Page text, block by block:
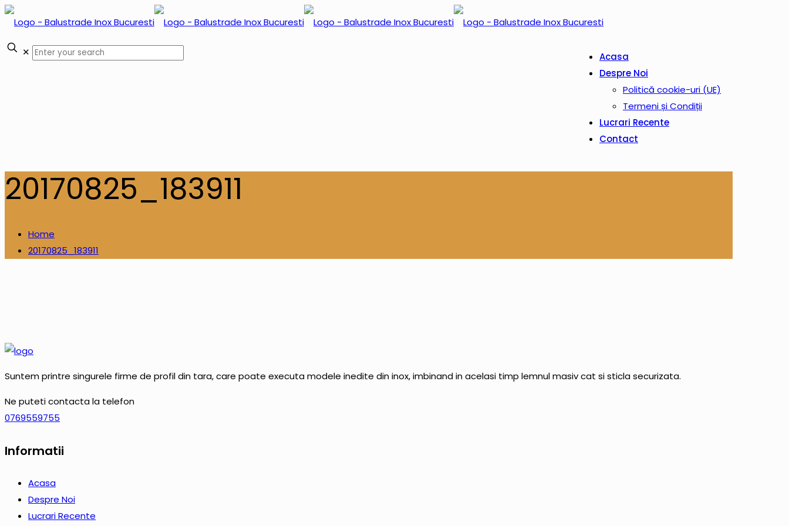
Acasa
Despre Noi
Politică cookie-uri (UE)
Termeni și Condiții
Lucrari Recente
Contact
✕
20170825_183911
Home
20170825_183911
Suntem printre singurele firme de profil din tara, care poate executa modele inedite din inox, imbinand in acelasi timp lemnul masiv cat si sticla securizata.
Ne puteti contacta la telefon
0769559755
Informatii
Acasa
Despre Noi
Lucrari Recente